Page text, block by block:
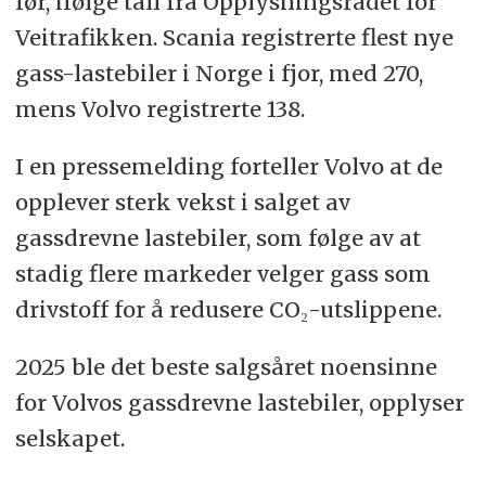
Veitrafikken. Scania registrerte flest nye
gass-lastebiler i Norge i fjor, med 270,
mens Volvo registrerte 138.
I en pressemelding forteller Volvo at de
opplever sterk vekst i salget av
gassdrevne lastebiler, som følge av at
stadig flere markeder velger gass som
drivstoff for å redusere CO₂-utslippene.
2025 ble det beste salgsåret noensinne
for Volvos gassdrevne lastebiler, opplyser
selskapet.